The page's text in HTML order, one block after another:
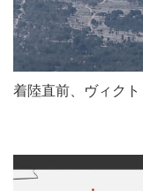
着陸直前、ヴィクト